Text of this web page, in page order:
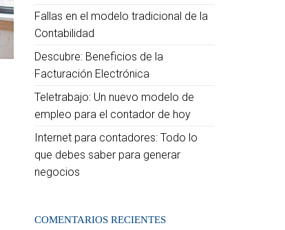
Fallas en el modelo tradicional de la
Contabilidad
Descubre: Beneficios de la
Facturación Electrónica
Teletrabajo: Un nuevo modelo de
empleo para el contador de hoy
Internet para contadores: Todo lo
que debes saber para generar
negocios
COMENTARIOS RECIENTES